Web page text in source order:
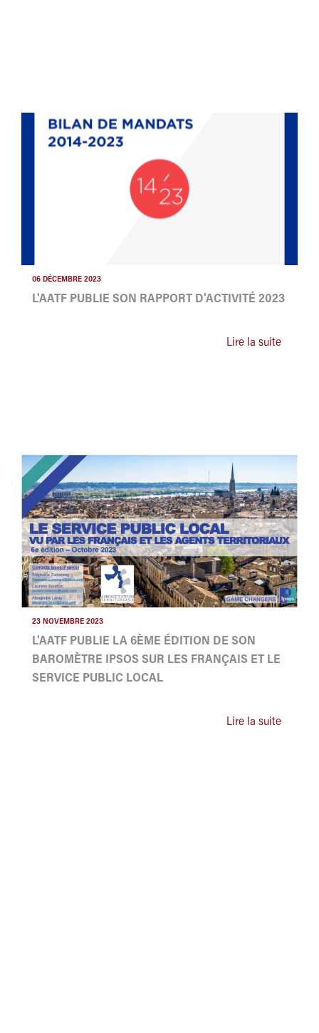
06 DÉCEMBRE 2023
L'AATF PUBLIE SON RAPPORT D'ACTIVITÉ 2023
Lire la suite
23 NOVEMBRE 2023
L'AATF PUBLIE LA 6ÈME ÉDITION DE SON
BAROMÈTRE IPSOS SUR LES FRANÇAIS ET LE
SERVICE PUBLIC LOCAL
Lire la suite